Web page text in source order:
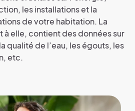
les installations et la
de votre habitation. La
à elle, contient des données sur
qualité de l’eau, les égouts, les
etc.